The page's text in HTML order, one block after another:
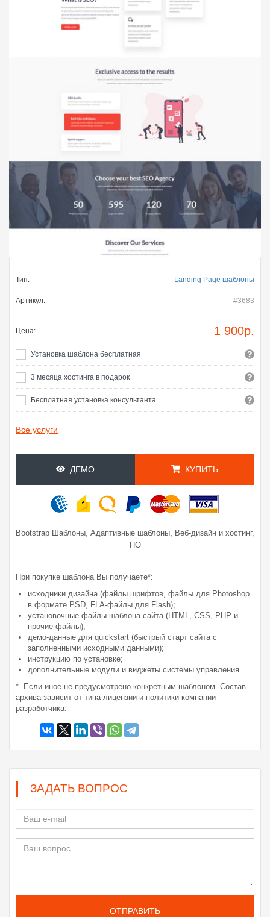
Тип: Landing Page шаблоны
Артикул: #3683
Цена: 1 900р.
Установка шаблона бесплатная
3 месяца хостинга в подарок
Бесплатная установка консультанта
Все услуги
ДЕМО КУПИТЬ
Bootstrap Шаблоны Адаптивные шаблоны Веб-дизайн и хостинг,
ПО
При покупке шаблона Вы получаете*:
исходники дизайна (файлы шрифтов, файлы для Photoshop
в формате PSD, FLA-файлы для Flash);
установочные файлы шаблона сайта (HTML, CSS, PHP и
прочие файлы);
демо-данные для quickstart (быстрый старт сайта с
заполненными исходными данными);
инструкцию по установке;
дополнительные модули и виджеты системы управления.
* Если иное не предусмотрено конкретным шаблоном. Состав
архива зависит от типа лицензии и политики компании-
разработчика.
ЗАДАТЬ ВОПРОС
ОТПРАВИТЬ